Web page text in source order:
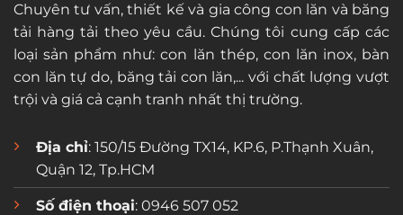
Chuyên tư vấn, thiết kế và gia công con lăn và băng
tải hàng tải theo yêu cầu. Chúng tôi cung cấp các
loại sản phẩm như: con lăn thép, con lăn inox, bàn
con lăn tự do, băng tải con lăn,... với chất lượng vượt
trội và giá cả cạnh tranh nhất thị trường.
Địa chỉ: 150/15 Đường TX14, KP.6, P.Thạnh Xuân,
Quận 12, Tp.HCM
Số điện thoại: 0946 507 052